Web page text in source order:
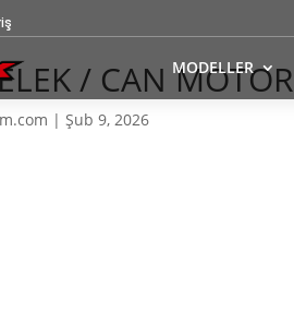
MODELLER
/ CAN MOTOR
|Şub 9, 2026